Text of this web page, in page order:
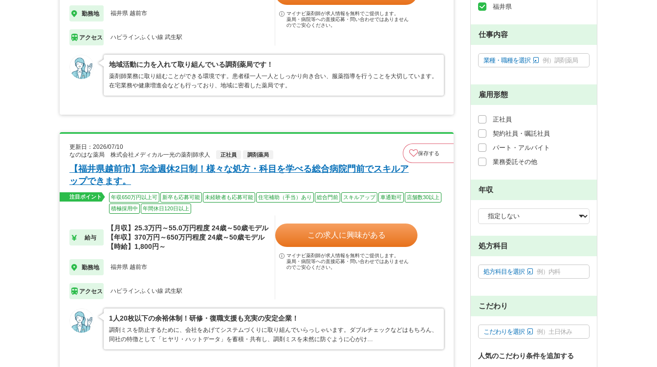
勤務地 福井県 越前市
アクセス ハピラインふくい線 武生駅
マイナビ薬剤師が求人情報を無料でご提供します。
薬局・病院等への直接応募・問い合わせではありません
のでご安心ください。
地域活動に力を入れて取り組んでいる調剤薬局です！
薬剤師業務に取り組むことができる環境です。患者様一人一人としっかり向き合い、服薬指導を行うことを大切しています。
在宅業務や健康増進会なども行っており、地域に密着した薬局です。
更新日：2026/07/10
なのはな薬局 株式会社メディカル一光の薬剤師求人
正社員 調剤薬局 保存する
【福井県越前市】完全週休2日制！様々な処方・科目を学べる総合病院門前でスキルア
ップできます。
注目ポイント 年収650万円以上可 新卒も応募可能 未経験者も応募可能 住宅補助（手当）あり 総合門前 スキルアップ 車通勤可
店舗数30以上
積極採用中
年間休日120日以上
給与
【月収】25.3万円～55.0万円程度 24歳～50歳モデル
【年収】370万円～650万円程度 24歳～50歳モデル
【時給】1,800円～
勤務地 福井県 越前市
アクセス ハピラインふくい線 武生駅
この求人に興味がある
マイナビ薬剤師が求人情報を無料でご提供します。
薬局・病院等への直接応募・問い合わせではありません
のでご安心ください。
1人20枚以下の余裕体制！研修・復職支援も充実の安定企業！
調剤ミスを防止するために、会社をあげてシステムづくりに取り組んでいらっしゃいます。ダブルチェックなどはもちろん、
同社の特徴として「ヒヤリ・ハットデータ」を蓄積・共有し、調剤ミスを未然に防ぐように心がけ…
福井県
仕事内容
業種・職種を選択 例）調剤薬局
雇用形態
正社員
契約社員・嘱託社員
パート・アルバイト
業務委託その他
年収
処方科目
処方科目を選択 例）内科
こだわり
こだわりを選択 例）土日休み
人気のこだわり条件を追加する